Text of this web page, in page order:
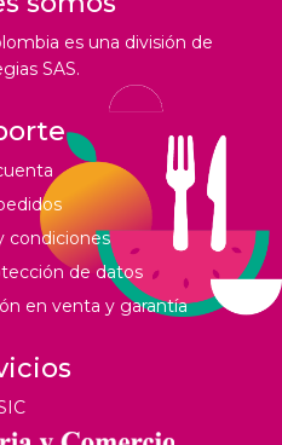
es una división de
SAS.
condiciones
de datos
en venta y garantía